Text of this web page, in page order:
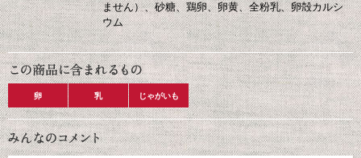
ません）、砂糖、鶏卵、卵黄、全粉乳、卵殻カルシ
ウム
卵 乳 じゃがいも